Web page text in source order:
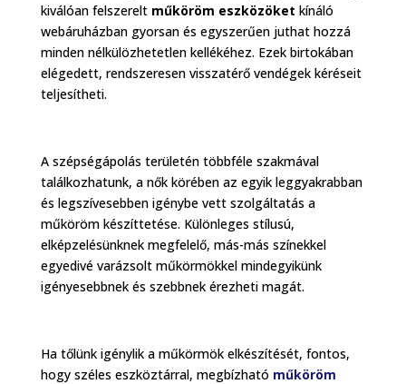
kiválóan felszerelt műköröm eszközöket kínáló
webáruházban gyorsan és egyszerűen juthat hozzá
minden nélkülözhetetlen kellékéhez. Ezek birtokában
elégedett, rendszeresen visszatérő vendégek kéréseit
teljesítheti.
A szépségápolás területén többféle szakmával
találkozhatunk, a nők körében az egyik leggyakrabban
és legszívesebben igénybe vett szolgáltatás a
műköröm készíttetése. Különleges stílusú,
elképzelésünknek megfelelő, más-más színekkel
egyedivé varázsolt műkörmökkel mindegyikünk
igényesebbnek és szebbnek érezheti magát.
Ha tőlünk igénylik a műkörmök elkészítését, fontos,
hogy széles eszköztárral, megbízható műköröm